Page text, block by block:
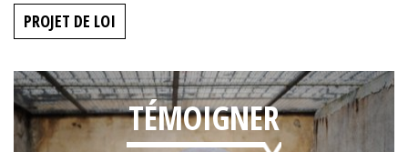
PROJET DE LOI
TÉMOIGNER